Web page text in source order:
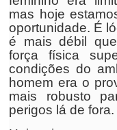
mas hoje
oportunidade. É
é mais débil
força física
condições do
homem era o
mais robusto
perigos lá de fora.